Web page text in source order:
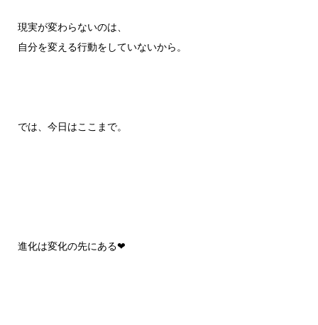
現実が変わらないのは、
自分を変える行動をしていないから。
では、今日はここまで。
進化は変化の先にある❤